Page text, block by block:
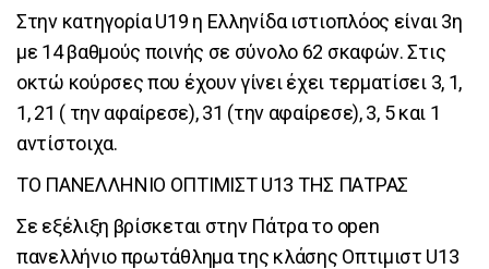
Στην κατηγορία U19 η Ελληνίδα ιστιοπλόος είναι 3η
με 14 βαθμούς ποινής σε σύνολο 62 σκαφών. Στις
οκτώ κούρσες που έχουν γίνει έχει τερματίσει 3, 1,
1, 21 ( την αφαίρεσε), 31 (την αφαίρεσε), 3, 5 και 1
αντίστοιχα.
ΤΟ ΠΑΝΕΛΛΗΝΙΟ ΟΠΤΙΜΙΣΤ U13 ΤΗΣ ΠΑΤΡΑΣ
Σε εξέλιξη βρίσκεται στην Πάτρα το open
πανελλήνιο πρωτάθλημα της κλάσης Οπτιμιστ U13